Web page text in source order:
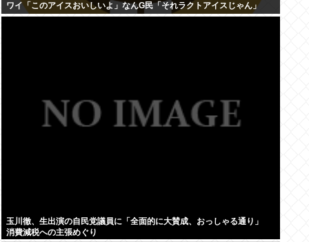
ワイ「このアイスおいしいよ」なんG民「それラクトアイスじゃん」
玉川徹、生出演の自民党議員に「全面的に大賛成、おっしゃる通り」
消費減税への主張めぐり